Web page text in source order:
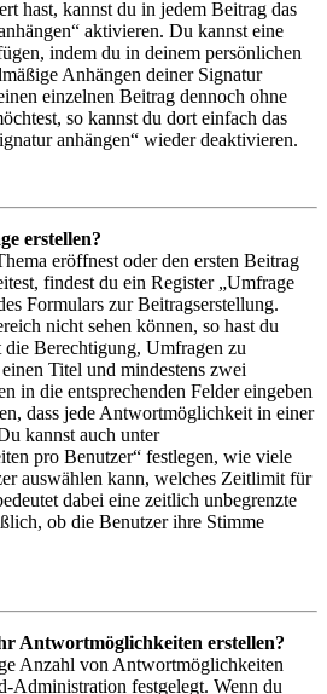
hast, kannst du in jedem Beitrag das
aktivieren. Du kannst eine
indem du in deinem persönlichen
Anhängen deiner Signatur
einzelnen Beitrag dennoch ohne
so kannst du dort einfach das
anhängen“ wieder deaktivieren.
erstellen?
eröffnest oder den ersten Beitrag
findest du ein Register „Umfrage
Formulars zur Beitragserstellung.
nicht sehen können, so hast du
Berechtigung, Umfragen zu
Titel und mindestens zwei
in die entsprechenden Felder eingeben
dass jede Antwortmöglichkeit in einer
kannst auch unter
pro Benutzer“ festlegen, wie viele
auswählen kann, welches Zeitlimit für
dabei eine zeitlich unbegrenzte
ob die Benutzer ihre Stimme
Antwortmöglichkeiten erstellen?
Anzahl von Antwortmöglichkeiten
Administration festgelegt. Wenn du